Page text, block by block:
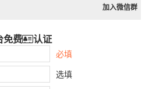
加入微信群
免费 认证
必填
选填